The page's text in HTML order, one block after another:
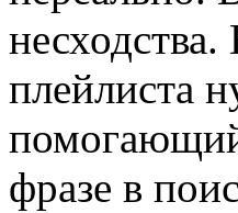
плейлиста
помогающий
фразе в